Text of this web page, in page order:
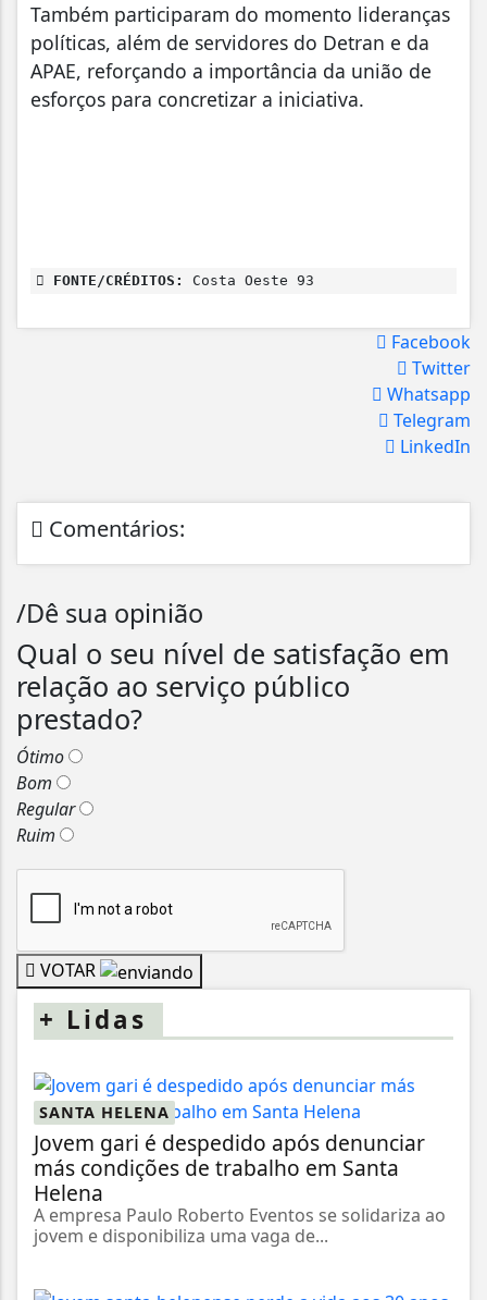
Também participaram do momento lideranças
políticas, além de servidores do Detran e da
APAE, reforçando a importância da união de
esforços para concretizar a iniciativa.
FONTE/CRÉDITOS: Costa Oeste 93
Facebook
Twitter
Whatsapp
Telegram
LinkedIn
Comentários:
/Dê sua opinião
Qual o seu nível de satisfação em
relação ao serviço público
prestado?
Ótimo
Bom
Regular
Ruim
VOTAR
+ Lidas
SANTA HELENA
Jovem gari é despedido após denunciar
más condições de trabalho em Santa
Helena
A empresa Paulo Roberto Eventos se solidariza ao
jovem e disponibiliza uma vaga de...